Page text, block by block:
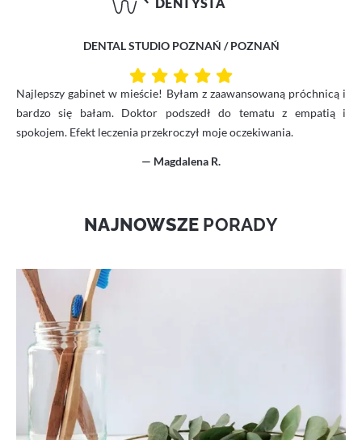
DENTAL STUDIO POZNAŃ / POZNAŃ
Najlepszy gabinet w mieście! Byłam z zaawansowaną próchnicą i
bardzo się bałam. Doktor podszedł do tematu z empatią i
spokojem. Efekt leczenia przekroczył moje oczekiwania.
— Magdalena R.
NAJNOWSZE PORADY